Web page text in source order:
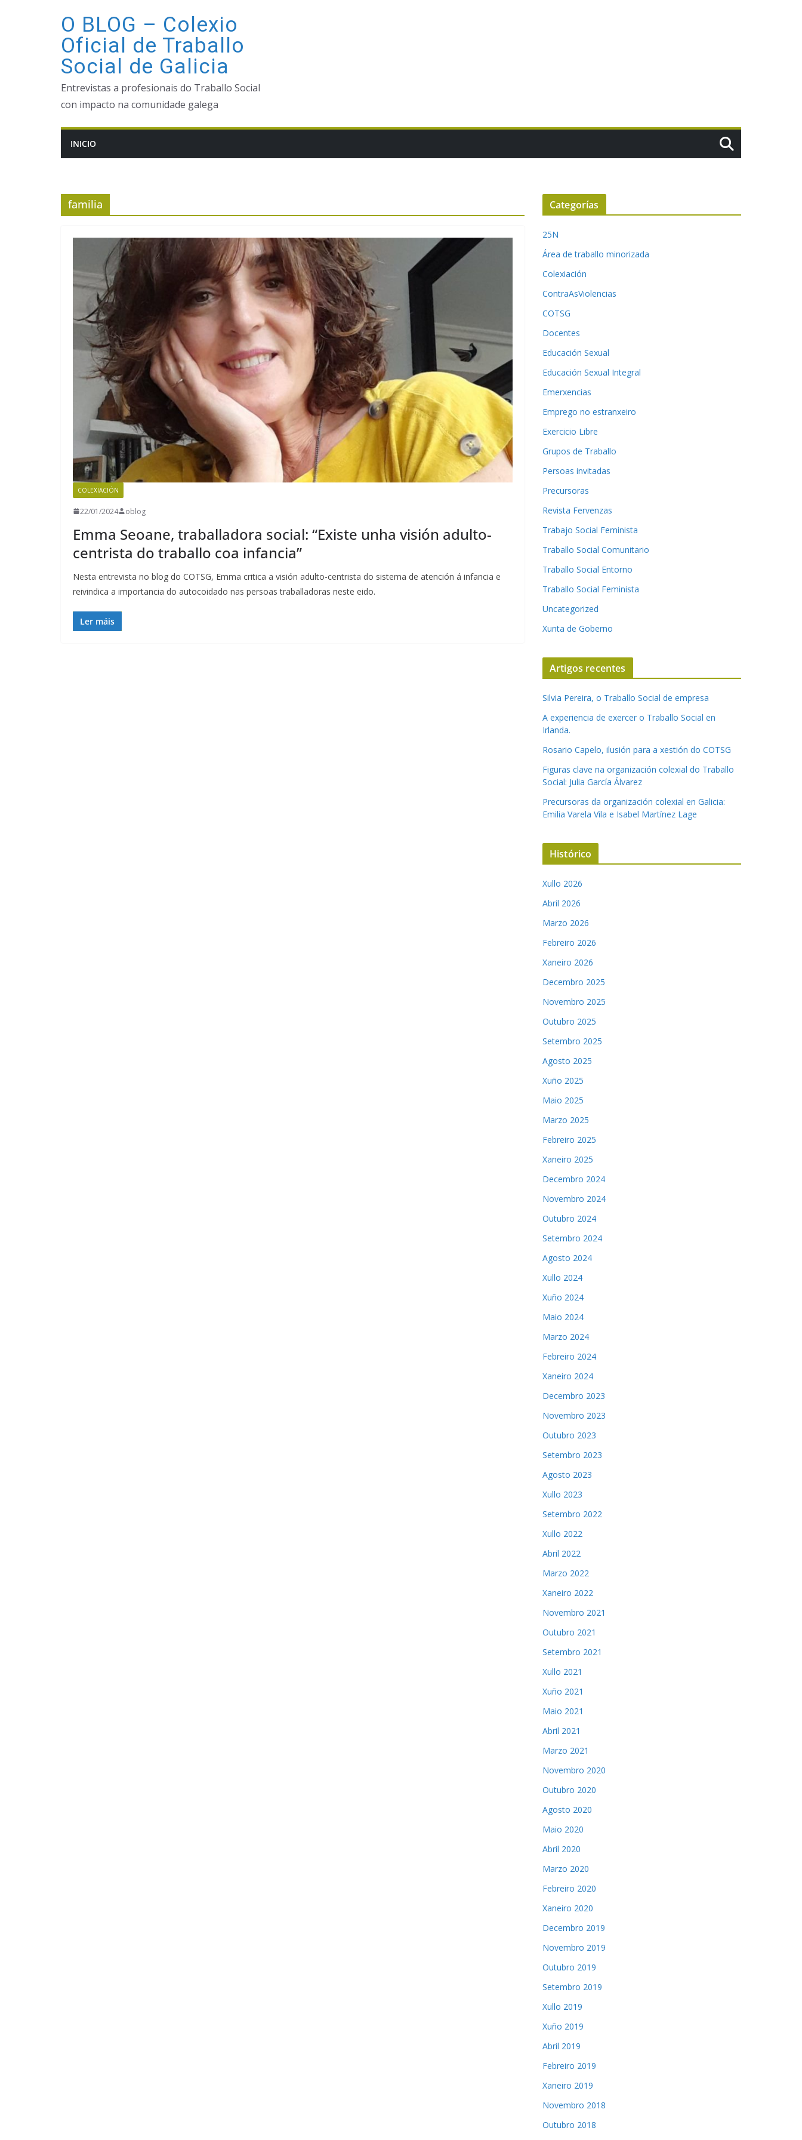
O BLOG – Colexio
Oficial de Traballo
Social de Galicia
Entrevistas a profesionais do Traballo Social
con impacto na comunidade galega
INICIO
familia
COLEXIACIÓN
22/01/2024 oblog
Emma Seoane, traballadora social: “Existe unha visión adulto-
centrista do traballo coa infancia”
Nesta entrevista no blog do COTSG, Emma critica a visión adulto-centrista do sistema de atención á infancia e
reivindica a importancia do autocoidado nas persoas traballadoras neste eido.
Ler máis
Categorías
25N
Área de traballo minorizada
Colexiación
ContraAsViolencias
COTSG
Docentes
Educación Sexual
Educación Sexual Integral
Emerxencias
Emprego no estranxeiro
Exercicio Libre
Grupos de Traballo
Persoas invitadas
Precursoras
Revista Fervenzas
Trabajo Social Feminista
Traballo Social Comunitario
Traballo Social Entorno
Traballo Social Feminista
Uncategorized
Xunta de Goberno
Artigos recentes
Silvia Pereira, o Traballo Social de empresa
A experiencia de exercer o Traballo Social en
Irlanda.
Rosario Capelo, ilusión para a xestión do COTSG
Figuras clave na organización colexial do Traballo
Social: Julia García Álvarez
Precursoras da organización colexial en Galicia:
Emilia Varela Vila e Isabel Martínez Lage
Histórico
Xullo 2026
Abril 2026
Marzo 2026
Febreiro 2026
Xaneiro 2026
Decembro 2025
Novembro 2025
Outubro 2025
Setembro 2025
Agosto 2025
Xuño 2025
Maio 2025
Marzo 2025
Febreiro 2025
Xaneiro 2025
Decembro 2024
Novembro 2024
Outubro 2024
Setembro 2024
Agosto 2024
Xullo 2024
Xuño 2024
Maio 2024
Marzo 2024
Febreiro 2024
Xaneiro 2024
Decembro 2023
Novembro 2023
Outubro 2023
Setembro 2023
Agosto 2023
Xullo 2023
Setembro 2022
Xullo 2022
Abril 2022
Marzo 2022
Xaneiro 2022
Novembro 2021
Outubro 2021
Setembro 2021
Xullo 2021
Xuño 2021
Maio 2021
Abril 2021
Marzo 2021
Novembro 2020
Outubro 2020
Agosto 2020
Maio 2020
Abril 2020
Marzo 2020
Febreiro 2020
Xaneiro 2020
Decembro 2019
Novembro 2019
Outubro 2019
Setembro 2019
Xullo 2019
Xuño 2019
Abril 2019
Febreiro 2019
Xaneiro 2019
Novembro 2018
Outubro 2018